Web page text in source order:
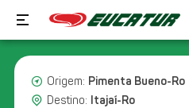
Origem: Pimenta Bueno-Ro
Destino: Itajaí-Ro